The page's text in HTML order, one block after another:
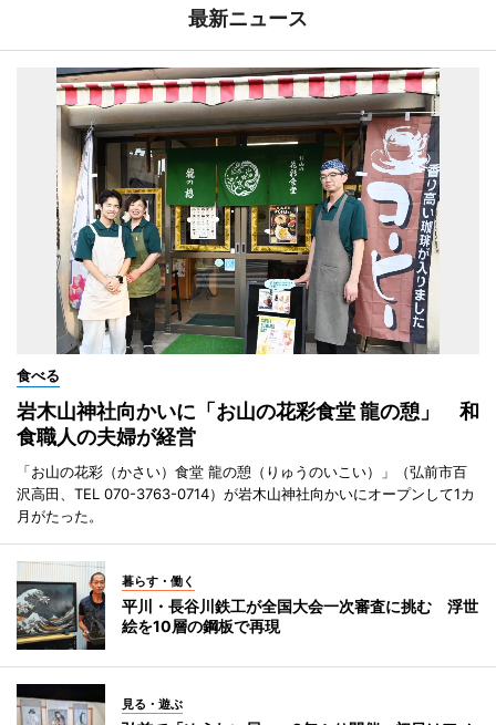
最新ニュース
食べる
岩木山神社向かいに「お山の花彩食堂 龍の憩」 和
食職人の夫婦が経営
「お山の花彩（かさい）食堂 龍の憩（りゅうのいこい）」（弘前市百
沢高田、TEL 070-3763-0714）が岩木山神社向かいにオープンして1カ
月がたった。
暮らす・働く
平川・長谷川鉄工が全国大会一次審査に挑む 浮世
絵を10層の鋼板で再現
見る・遊ぶ